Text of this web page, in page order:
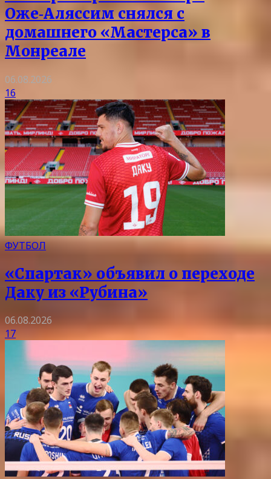
Оже‑Аляссим снялся с
домашнего «Мастерса» в
Монреале
06.08.2026
16
ФУТБОЛ
«Спартак» объявил о переходе
Даку из «Рубина»
06.08.2026
17